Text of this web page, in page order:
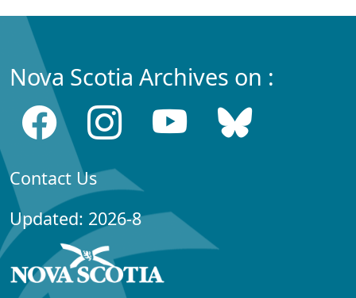
Nova Scotia Archives on :
Contact Us
Updated: 2026-8